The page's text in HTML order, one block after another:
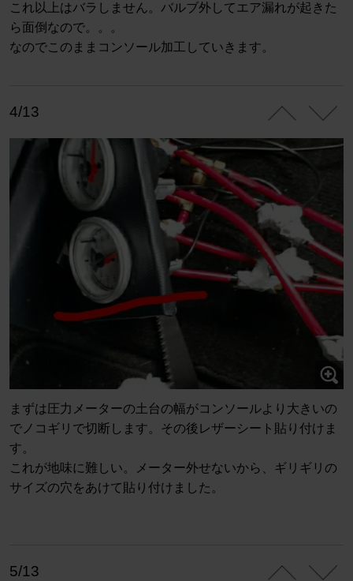
これ以上はバラしません。バルブ外してエア漏れが起きた
ら面倒なので。。。
なのでこのままコンソール加工していきます。
4/13
まずは圧力メーターの土台の幅がコンソールより大きいの
でノコギリで切断します。その後レザーシート貼り付けま
す。
これが地味に難しい。メーター外せないから、ギリギリの
サイズの穴をあけて貼り付けました。
5/13